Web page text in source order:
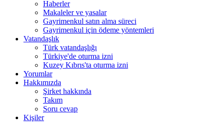
Haberler
Makaleler ve yasalar
Gayrimenkul satın alma süreci
Gayrimenkul için ödeme yöntemleri
Vatandaşlık
Türk vatandaşlığı
Türkiye'de oturma izni
Kuzey Kıbrıs'ta oturma izni
Yorumlar
Hakkımızda
Şirket hakkında
Takım
Soru cevap
Kişiler